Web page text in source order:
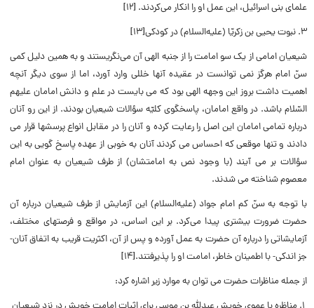
علماى بنى اسرائیل، این عمل او را انکار مى‌کردند. [۱۲]
۳. نبوت یحیى بن زکریّا (علیه‌السلام)‌ در کودکی[۱۳]
شیعیان امامى از یک سو امامت را از جنبه الهى آن مى‌نگریستند و به همین دلیل کمى
سنّ امام هرگز نمى ‌توانست در عقیده آنها خللى وارد آورد، اما از سوى دیگر آنچه
اهمیت داشت بروز این وجهه الهى بود که مى‌ بایست در علم و دانش امامان علیهم
السّلام باشد. در واقع امامان، پاسخگوى کلیّه سؤالات شیعیان بودند. از این رو آنان
درباره تمامى امامان این اصل را رعایت کرده و آنان را در مقابل انواع پرسشها قرار مى‌
دادند و تنها موقعى که احساس مى‌ کردند آنان به خوبى از عهده پاسخ گویى به این
سؤالات بر مى‌ آیند (با وجود نص به امامتشان) از طرف شیعیان به عنوان امام
معصوم شناخته مى ‌شدند.
با توجه به سنّ کم امام جواد (علیه‌السلام) این آزمایش از طرف شیعیان درباره آن
حضرت ضرورت بیشترى پیدا مى‌کرد. بر این اساس، در مواقع و فرصتهاى مختلف،
آزمایشاتی را درباره آن حضرت به عمل آورده و پس از آن، اکثریت قریب به اتفاق آنان-
جز اندکى- با اطمینان خاطر، امامت او را پذیرفتند.[۱۴]
از جمله مناظرات حضرت می توان به موارد زیر اشاره کرد: